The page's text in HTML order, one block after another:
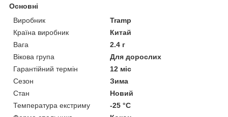
Основні
Виробник
Tramp
Країна виробник
Китай
Вага
2.4 г
Вікова група
Для дорослих
Гарантійний термін
12 міс
Сезон
Зима
Стан
Новий
Температура екстриму
-25 °С